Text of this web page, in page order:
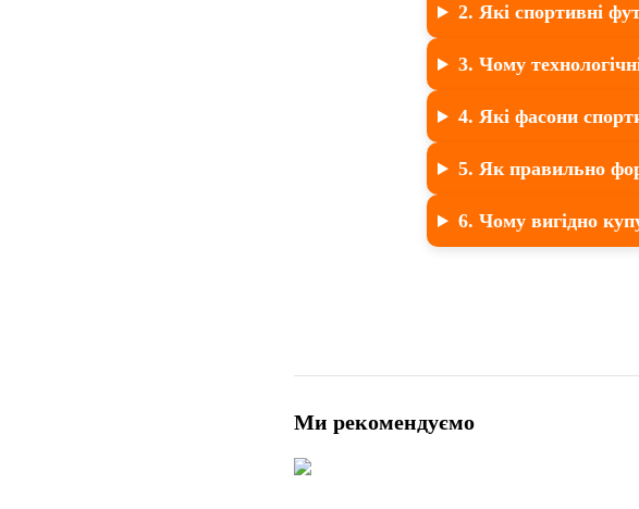
2. Які спортивні
3. Чому
4. Які фасони
5. Як правильно
6. Чому вигідно
Ми рекомендуємо